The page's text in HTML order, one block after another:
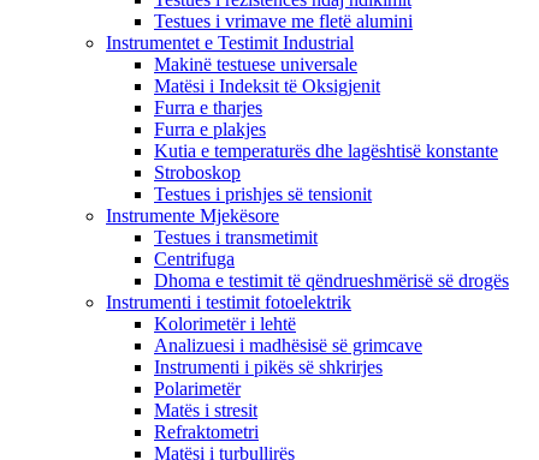
Testues i vrimave me fletë alumini
Instrumentet e Testimit Industrial
Makinë testuese universale
Matësi i Indeksit të Oksigjenit
Furra e tharjes
Furra e plakjes
Kutia e temperaturës dhe lagështisë konstante
Stroboskop
Testues i prishjes së tensionit
Instrumente Mjekësore
Testues i transmetimit
Centrifuga
Dhoma e testimit të qëndrueshmërisë së drogës
Instrumenti i testimit fotoelektrik
Kolorimetër i lehtë
Analizuesi i madhësisë së grimcave
Instrumenti i pikës së shkrirjes
Polarimetër
Matës i stresit
Refraktometri
Matësi i turbullirës